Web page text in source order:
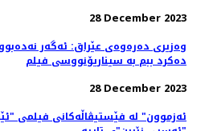
28 December 2023
وەزیری دەرەوەی عێراق: ئه‌گه‌ر
دەکرد ببم بە سیناریۆنووسی فیلم
28 December 2023